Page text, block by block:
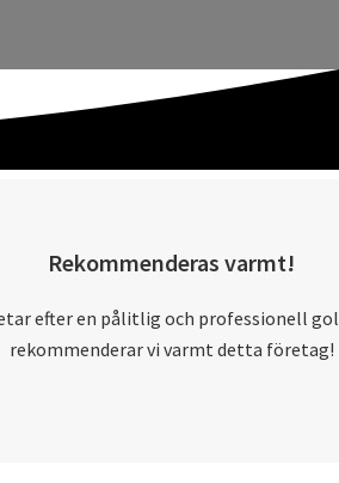
Rekommenderas varmt!
efter en pålitlig och professionell
rekommenderar vi varmt detta företag!